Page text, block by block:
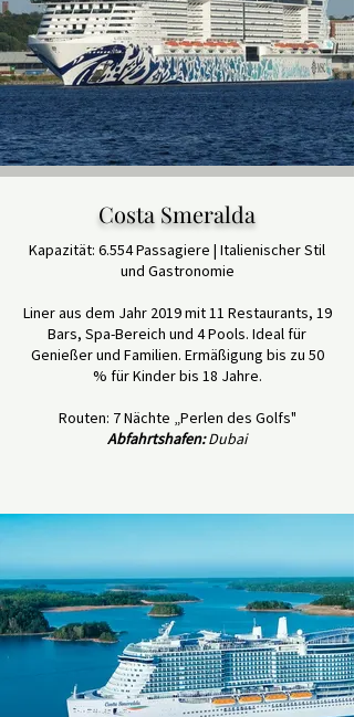
Costa Smeralda
Kapazität: 6.554 Passagiere | Italienischer Stil
und Gastronomie
Liner aus dem Jahr 2019 mit 11 Restaurants, 19
Bars, Spa-Bereich und 4 Pools. Ideal für
Genießer und Familien. Ermäßigung bis zu 50
% für Kinder bis 18 Jahre.
Routen: 7 Nächte „Perlen des Golfs"
Abfahrtshafen:Dubai